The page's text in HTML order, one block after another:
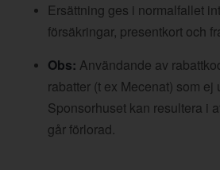
Ersättning ges i normalfallet
försäkringar, presentkort och
Obs: Användande av
rabatter (t ex Mecenat) som ej
Sponsorhuset kan resultera i
går förlorad.